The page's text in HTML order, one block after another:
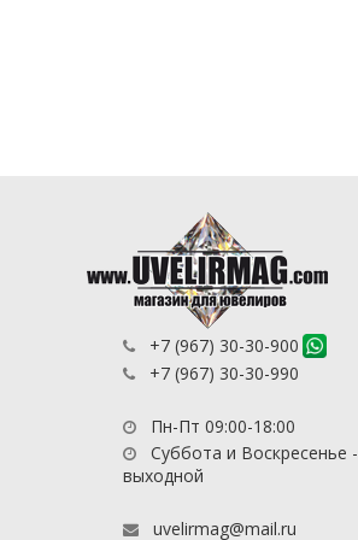
+7 (967) 30-30-900
+7 (967) 30-30-990
Пн-Пт 09:00-18:00
Суббота и Воскресенье -
выходной
uvelirmag@mail.ru